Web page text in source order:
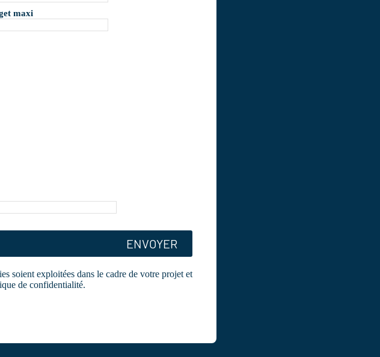
maxi
soient exploitées dans le cadre de votre projet et
de confidentialité.